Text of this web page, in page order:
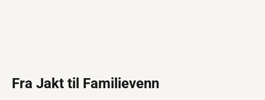
Fra Jakt til Familievenn